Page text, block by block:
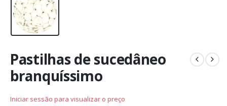
Pastilhas de sucedâneo
branquíssimo
Iniciar sessão para visualizar o preço